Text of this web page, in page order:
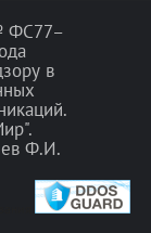
ФС77–
в
Ф.И.